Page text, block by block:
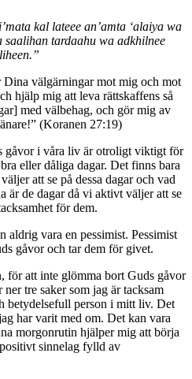
kal lateee an’amta ‘alaiya wa
saalihan tardaahu wa adkhilnee
välgärningar mot mig och mot
hjälp mig att leva rättskaffens så
med välbehag, och gör mig av
(Koranen 27:19)
gåvor i våra liv är otroligt viktigt för
eller dåliga dagar. Det finns bara
att se på dessa dagar och vad
är de dagar då vi aktivt väljer att se
för dem.
aldrig vara en pessimist. Pessimist
gåvor och tar dem för givet.
för att inte glömma bort Guds gåvor
tre saker som jag är tacksam
betydelsefull person i mitt liv. Det
har varit med om. Det kan vara
morgonrutin hjälper mig att börja
sinnelag fylld av